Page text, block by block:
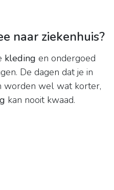
naar ziekenhuis?
kleding en ondergoed
De dagen dat je in
worden wel wat korter,
kan nooit kwaad.